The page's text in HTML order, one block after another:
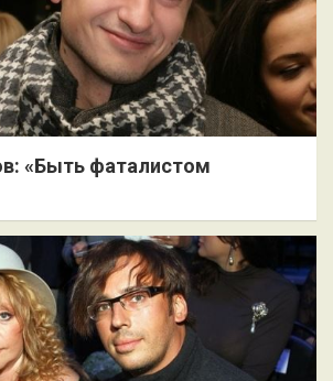
«Быть фаталистом